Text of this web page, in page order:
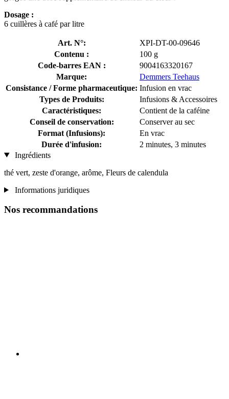
Dosage :
6 cuillères à café par litre
Art. N°:
XPI-DT-00-09646
Contenu :
100 g
Code-barres EAN :
9004163320167
Marque:
Demmers Teehaus
Consistance / Forme pharmaceutique: Infusion en vrac
Types de Produits:
Infusions & Accessoires
Caractéristiques:
Contient de la caféine
Conseil de conservation:
Conserver au sec
Format (Infusions):
En vrac
Durée d'infusion:
2 minutes, 3 minutes
Ingrédients
thé vert, zeste d'orange, arôme, Fleurs de calendula
Informations juridiques
Nos recommandations